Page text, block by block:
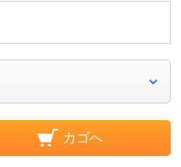
カゴへ